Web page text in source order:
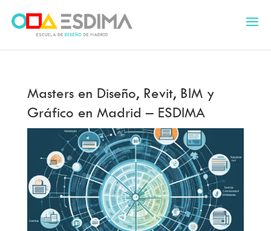
Masters en Diseño, Revit, BIM y
Gráfico en Madrid – ESDIMA